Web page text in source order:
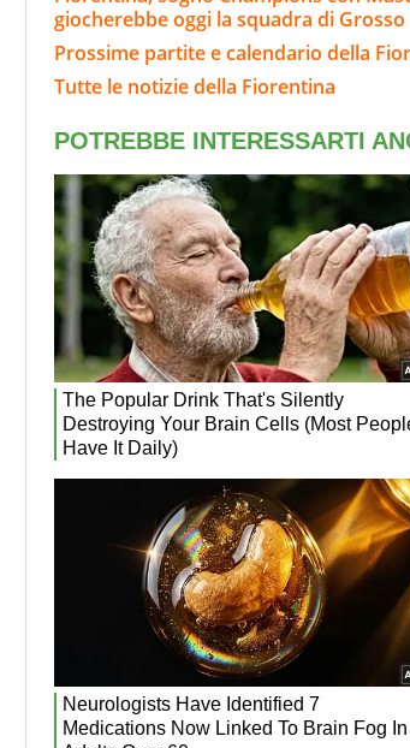
giocherebbe oggi la squadra di Grosso
Prossime partite e calendario della
Tutte le notizie della Fiorentina